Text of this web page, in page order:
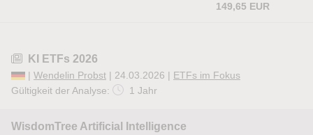
149,65 EUR
KI ETFs 2026
| Wendelin Probst | 24.03.2026 | ETFs im Fokus
Gültigkeit der Analyse:
1 Jahr
WisdomTree Artificial Intelligence